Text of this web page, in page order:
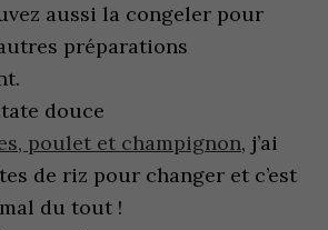
aussi la congeler pour
préparations
douce
poulet et champignon, j’ai
de riz pour changer et c’est
du tout !